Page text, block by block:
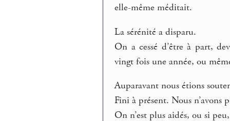
elle-même méditait.
La sérénité a disparu.
On a cessé d’être à part,
vingt fois une année, ou
Auparavant nous étions
Fini à présent. Nous n’avons
On n’est plus aidés, ou si